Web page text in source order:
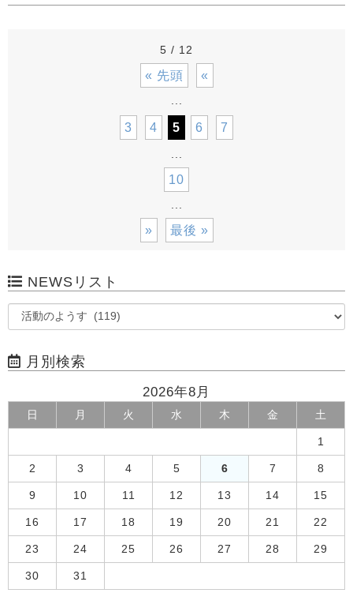
5 / 12
« 先頭 «
3 4 5 6 7
10
» 最後 »
NEWSリスト
月別検索
2026年8月
日 月 火 水 木 金 土
1
2 3 4 5 6 7 8
9 10 11 12 13 14 15
16 17 18 19 20 21 22
23 24 25 26 27 28 29
30 31